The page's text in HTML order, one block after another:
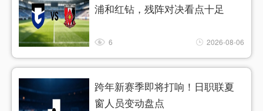
浦和红钻，残阵对决看点十足
6 2026-08-06
跨年新赛季即将打响！日职联夏
窗人员变动盘点